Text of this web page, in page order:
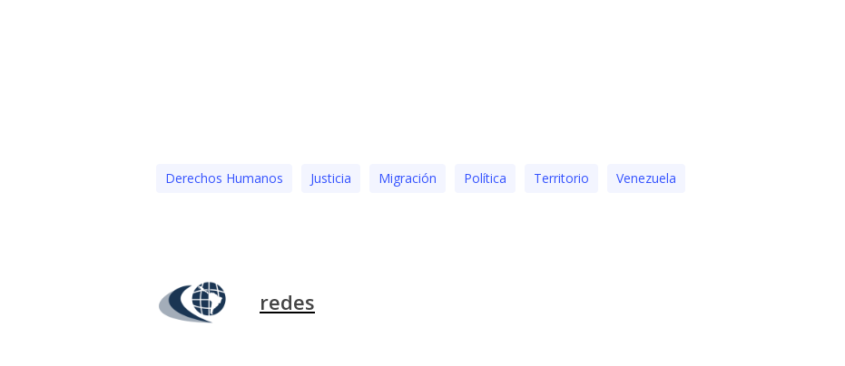
Derechos Humanos Justicia Migración Polí­tica Territorio Venezuela
redes